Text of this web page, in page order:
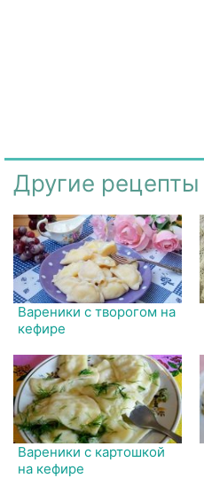
Другие рецепты
Вареники с творогом на
кефире
Вареники с картошкой
на кефире